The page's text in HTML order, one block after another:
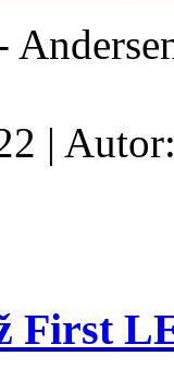
|
First